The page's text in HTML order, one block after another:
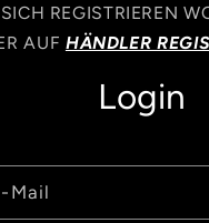
REGISTRIEREN
AUF HÄNDLER
Login
Mail